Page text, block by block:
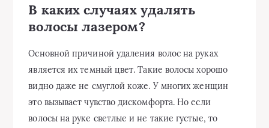
В каких случаях удалять
волосы лазером?
Основной причиной удаления волос на руках
является их темный цвет. Такие волосы хорошо
видно даже не смуглой коже. У многих женщин
это вызывает чувство дискомфорта. Но если
волосы на руке светлые и не такие густые, то